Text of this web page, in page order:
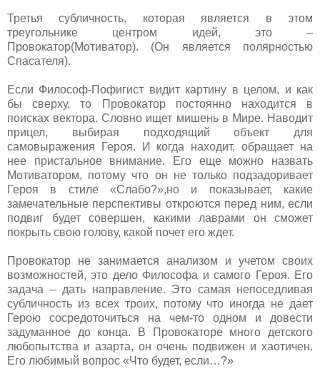
Третья субличность, которая является в этом
треугольнике центром идей, это –
Провокатор(Мотиватор). (Он является полярностью
Спасателя).
Если Философ-Пофигист видит картину в целом, и как
бы сверху, то Провокатор постоянно находится в
поисках вектора. Словно ищет мишень в Мире. Наводит
прицел, выбирая подходящий объект для
самовыражения Героя. И когда находит, обращает на
нее пристальное внимание. Его еще можно назвать
Мотиватором, потому что он не только подзадоривает
Героя в стиле «Слабо?»,но и показывает, какие
замечательные перспективы откроются перед ним, если
подвиг будет совершен, какими лаврами он сможет
покрыть свою голову, какой почет его ждет.
Провокатор не занимается анализом и учетом своих
возможностей, это дело Философа и самого Героя. Его
задача – дать направление. Это самая непоседливая
субличность из всех троих, потому что иногда не дает
Герою сосредоточиться на чем-то одном и довести
задуманное до конца. В Провокаторе много детского
любопытства и азарта, он очень подвижен и хаотичен.
Его любимый вопрос «Что будет, если…?»